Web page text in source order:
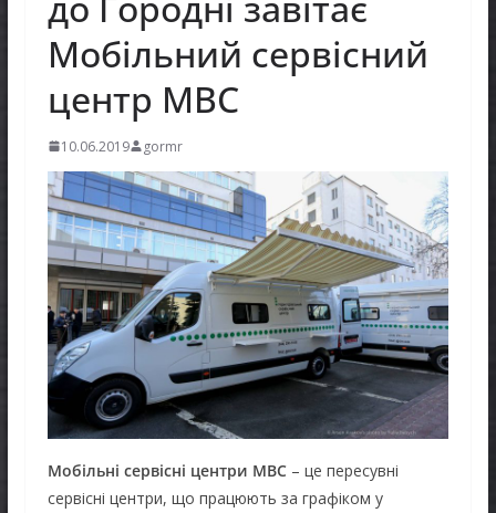
Мобільний сервісний
центр МВС
10.06.2019 gormr
Мобільні сервісні центри МВС– це пересувні
сервісні центри, що працюють за графіком у